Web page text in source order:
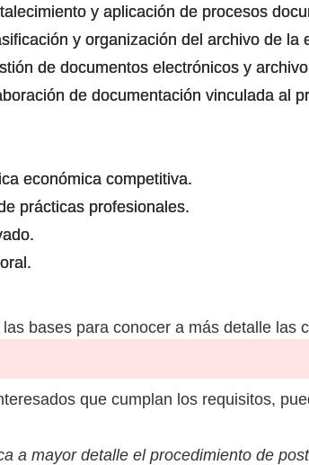
y aplicación de procesos
y organización del archivo de la
de documentos electrónicos y
de documentación vinculada al
económica competitiva.
prácticas profesionales.
bases para conocer a más detalle las
que cumplan los requisitos,
a mayor detalle el procedimiento de